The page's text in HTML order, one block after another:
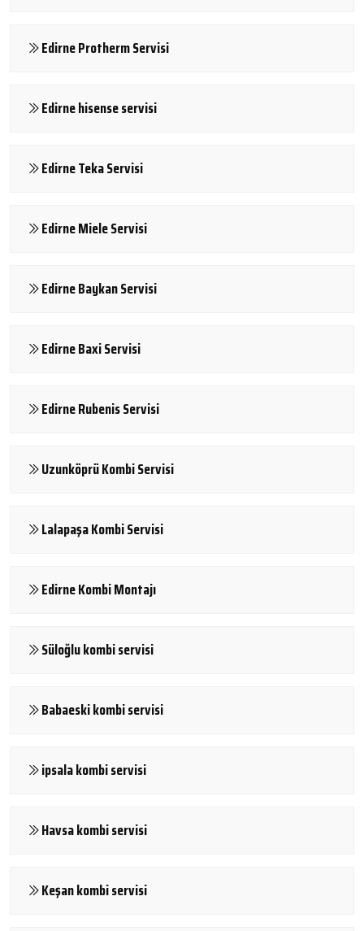
Edirne Protherm Servisi
Edirne hisense servisi
Edirne Teka Servisi
Edirne Miele Servisi
Edirne Baykan Servisi
Edirne Baxi Servisi
Edirne Rubenis Servisi
Uzunköprü Kombi Servisi
Lalapaşa Kombi Servisi
Edirne Kombi Montajı
Süloğlu kombi servisi
Babaeski kombi servisi
ipsala kombi servisi
Havsa kombi servisi
Keşan kombi servisi